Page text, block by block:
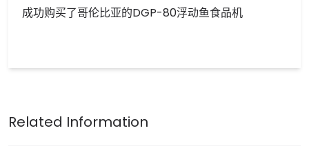
成功购买了哥伦比亚的DGP-80浮动鱼食品机